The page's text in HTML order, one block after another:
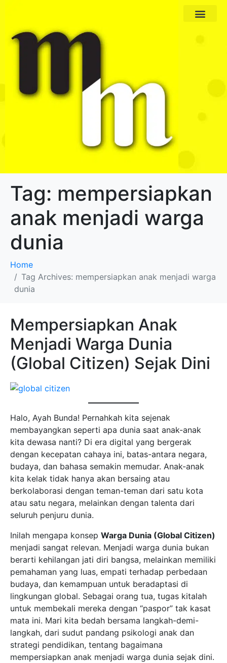
Tag: mempersiapkan
anak menjadi warga
dunia
Home
Tag Archives: mempersiapkan anak menjadi warga
dunia
Mempersiapkan Anak
Menjadi Warga Dunia
(Global Citizen) Sejak Dini
Halo, Ayah Bunda! Pernahkah kita sejenak
membayangkan seperti apa dunia saat anak-anak
kita dewasa nanti? Di era digital yang bergerak
dengan kecepatan cahaya ini, batas-antara negara,
budaya, dan bahasa semakin memudar. Anak-anak
kita kelak tidak hanya akan bersaing atau
berkolaborasi dengan teman-teman dari satu kota
atau satu negara, melainkan dengan talenta dari
seluruh penjuru dunia.
Inilah mengapa konsep Warga Dunia (Global Citizen)
menjadi sangat relevan. Menjadi warga dunia bukan
berarti kehilangan jati diri bangsa, melainkan memiliki
pemahaman yang luas, empati terhadap perbedaan
budaya, dan kemampuan untuk beradaptasi di
lingkungan global. Sebagai orang tua, tugas kitalah
untuk membekali mereka dengan “paspor” tak kasat
mata ini. Mari kita bedah bersama langkah-demi-
langkah, dari sudut pandang psikologi anak dan
strategi pendidikan, tentang bagaimana
mempersiapkan anak menjadi warga dunia sejak dini.